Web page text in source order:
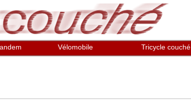
Vélomobile Tricycle couché